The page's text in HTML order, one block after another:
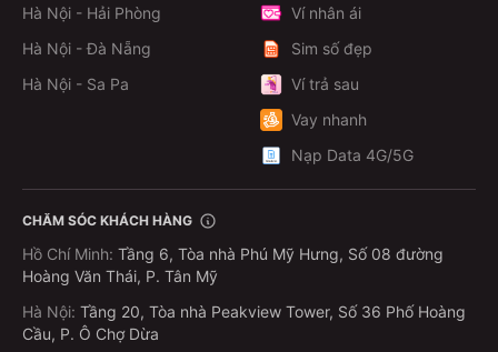
Hà Nội - Hải Phòng
Hà Nội - Đà Nẵng
Hà Nội - Sa Pa
Ví nhân ái
Sim số đẹp
Ví trả sau
Vay nhanh
Nạp Data 4G/5G
CHĂM SÓC KHÁCH HÀNG
Hồ Chí Minh: Tầng 6, Tòa nhà Phú Mỹ Hưng, Số 08 đường
Hoàng Văn Thái, P. Tân Mỹ
Hà Nội: Tầng 20, Tòa nhà Peakview Tower, Số 36 Phố Hoàng
Cầu, P. Ô Chợ Dừa